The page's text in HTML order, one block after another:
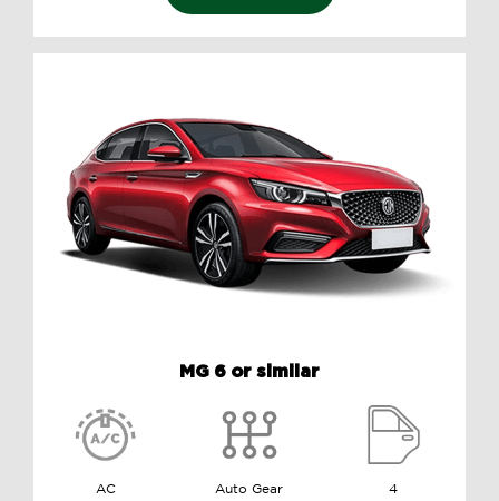
MG 6 or similar
AC Auto Gear 4